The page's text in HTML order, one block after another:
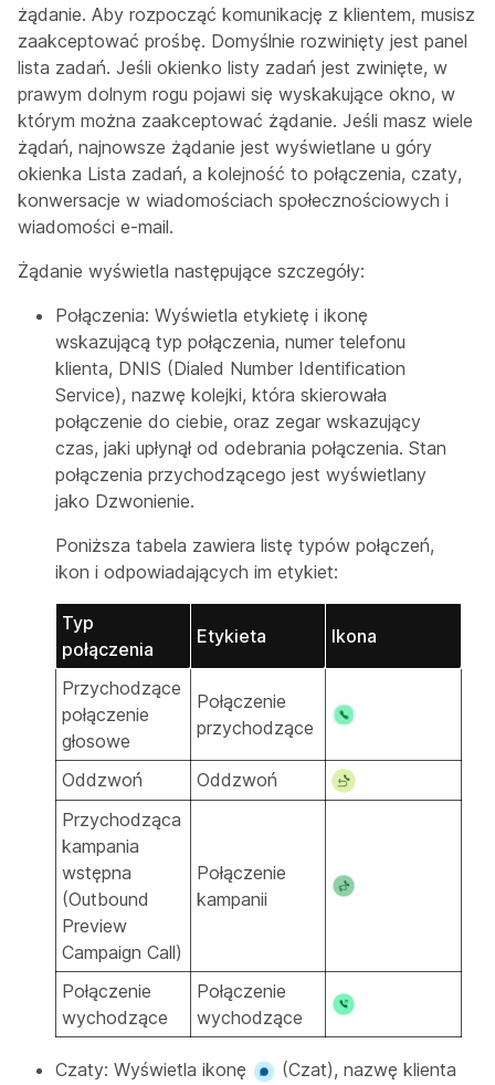
żądanie. Aby rozpocząć komunikację z klientem, musisz
zaakceptować prośbę. Domyślnie rozwinięty jest panel
lista zadań. Jeśli okienko listy zadań jest zwinięte, w
prawym dolnym rogu pojawi się wyskakujące okno, w
którym można zaakceptować żądanie. Jeśli masz wiele
żądań, najnowsze żądanie jest wyświetlane u góry
okienka Lista zadań, a kolejność to połączenia, czaty,
konwersacje w wiadomościach społecznościowych i
wiadomości e-mail.
Żądanie wyświetla następujące szczegóły:
Połączenia: Wyświetla etykietę i ikonę
wskazującą typ połączenia, numer telefonu
klienta, DNIS (Dialed Number Identification
Service), nazwę kolejki, która skierowała
połączenie do ciebie, oraz zegar wskazujący
czas, jaki upłynął od odebrania połączenia. Stan
połączenia przychodzącego jest wyświetlany
jako Dzwonienie.
Poniższa tabela zawiera listę typów połączeń,
ikon i odpowiadających im etykiet:
Typ
połączenia
Etykieta Ikona
Przychodzące
połączenie
głosowe
Połączenie
przychodzące
Oddzwoń
Oddzwoń
Przychodząca
kampania
wstępna
(Outbound
Preview
Campaign Call)
Połączenie
kampanii
Połączenie
wychodzące
Połączenie
wychodzące
Czaty: Wyświetla ikonę (Czat), nazwę klienta